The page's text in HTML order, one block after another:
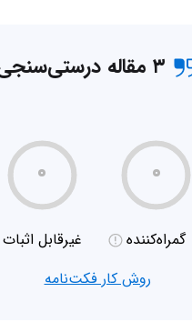
۳ مقاله درستی‌سنجی
۰
گمراه‌کننده
۰
غیر‌قابل اثبات
روش کار فکت‌نامه